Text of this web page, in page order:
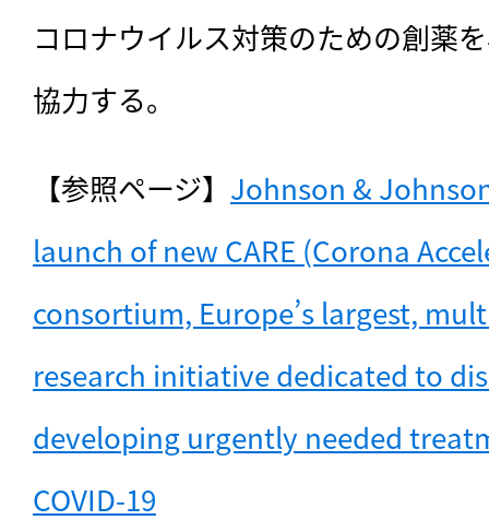
コロナウイルス対策のための創薬
協力する。
【参照ページ】 Johnson &
launch of new CARE (Corona
consortium, Europe’s largest,
research initiative dedicated to
developing urgently needed
COVID-19